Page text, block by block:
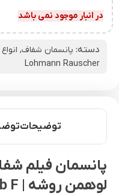
در انبار موجود نمی باشد
دسته: پانسمان شفاف,
Lohmann Rauscher
توضیحات
پانسمان فیلم
لوهمن روشه | Suprasorb F